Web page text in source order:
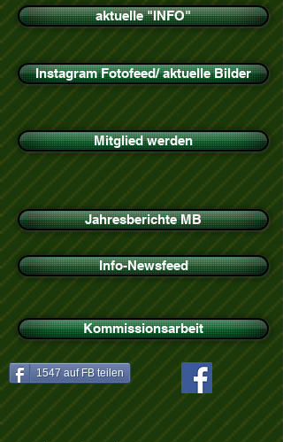
aktuelle "INFO"
Instagram Fotofeed/ aktuelle Bilder
Mitglied werden
Jahresberichte MB
Info-Newsfeed
Kommissionsarbeit
1547 auf FB teilen